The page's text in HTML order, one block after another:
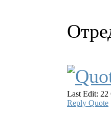
Last Edit: 22
Reply Quote